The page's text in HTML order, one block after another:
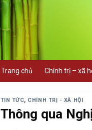
Trang chủ Chính trị – xã
TIN TỨC, CHÍNH TRỊ - XÃ HỘI
Thông qua